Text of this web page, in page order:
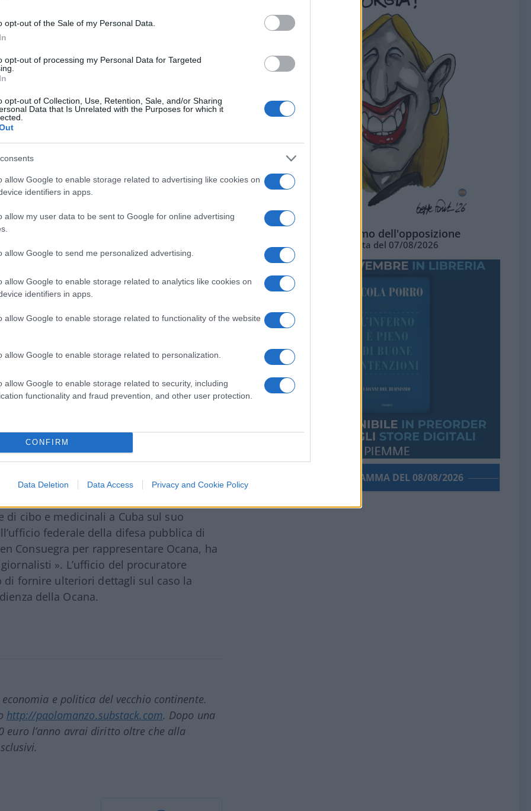
opt-out of the Sale of my Personal Data.
opt-out of processing my Personal Data for Targeted
opt-out of Collection, Use, Retention, Sale, and/or Sharing
Data that Is Unrelated with the Purposes for which it
allow Google to enable storage related to advertising like cookies on
identifiers in apps.
allow my user data to be sent to Google for online advertising
allow Google to send me personalized advertising.
allow Google to enable storage related to analytics like cookies on
identifiers in apps.
allow Google to enable storage related to functionality of the website
allow Google to enable storage related to personalization.
allow Google to enable storage related to security, including
functionality and fraud prevention, and other user protection.
CONFIRM
Data Deletion Data Access Privacy and Cookie Policy
l’assedio delle ultime ore al Palazzo di
che i giudici siano assediati”,
Chaverra, evacuato insieme agli altri 22
all’appello di Petro di manifestare
il successore del procuratore uscente,
contro di lui. Per la Corte, le
il diritto alla libertà di movimento” e
di magistrati, dipendenti, giornalisti e
i precedenti, quando Pablo
d’assalto lo stesso Palazzo di Giustizia
cui una dozzina di magistrati e oltre 40
(Florida) con 100mila dollari
stata pagata per portare spesso
Nora Gámez Torres
e residente a Tampa che
all’aeroporto mentre tornava da
più di 10.000 dollari durante
dollari in tre pacchi imballati e nei
pagata per portare contanti dall’isola
pagata tra i 1.000 e i 2.500 dollari per
volte dal maggio 2023. Disoccupata e non
& Paradise, LLC. Ocana
di cibo e medicinali a Cuba sul suo
federale della difesa pubblica di
Consuegra per rappresentare Ocana, ha
». L’ufficio del procuratore
di fornire ulteriori dettagli sul caso la
della Ocana.
e politica del vecchio continente.
http://paolomanzo.substack.com. Dopo una
euro l’anno avrai diritto oltre che alla
L'ottimismo dell'opposizione
Vignetta del 07/08/2026
PORROGRAMMA DEL 08/08/2026